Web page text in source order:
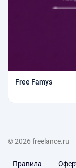
Free Famys
© 2026 freelance.ru
Правила